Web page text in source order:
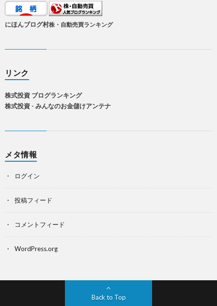
にほんブログ村株・自動売買ランキング
リンク
株式投資 ブログランキング
株式投資 - みんなのお金儲けアンテナ
メタ情報
ログイン
投稿フィード
コメントフィード
WordPress.org
Back to Top